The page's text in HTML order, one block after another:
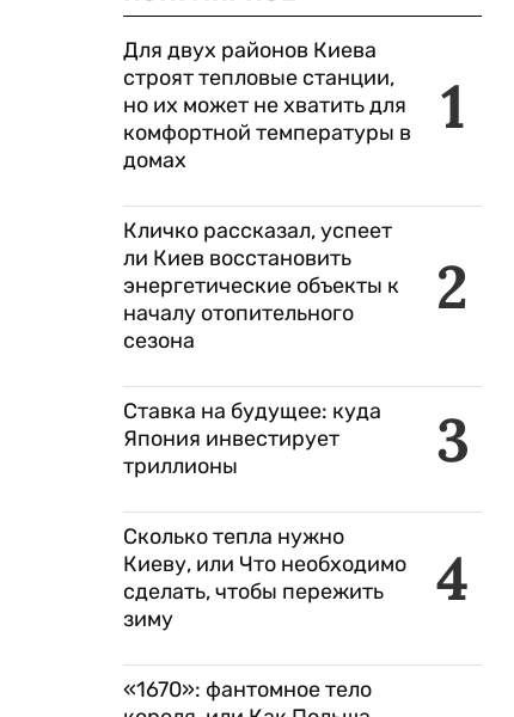
1
Для двух районов Киева
строят тепловые станции,
но их может не хватить для
комфортной температуры в
домах
2
Кличко рассказал, успеет
ли Киев восстановить
энергетические объекты к
началу отопительного
сезона
3
Ставка на будущее: куда
Япония инвестирует
триллионы
4
Сколько тепла нужно
Киеву, или Что необходимо
сделать, чтобы пережить
зиму
«1670»: фантомное тело